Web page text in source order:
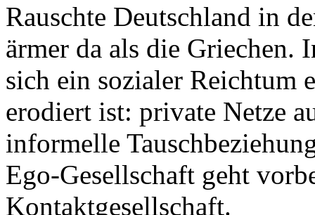
Rauschte Deutschland in
ärmer da als die Griechen.
sich ein sozialer Reichtum
erodiert ist: private Netze
informelle
Ego-Gesellschaft geht
Kontaktgesellschaft.